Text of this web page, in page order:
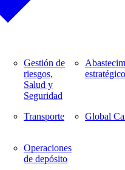
Gestión de
riesgos,
Salud y
Seguridad
Transporte
Operaciones
de depósito
estratégico
Global